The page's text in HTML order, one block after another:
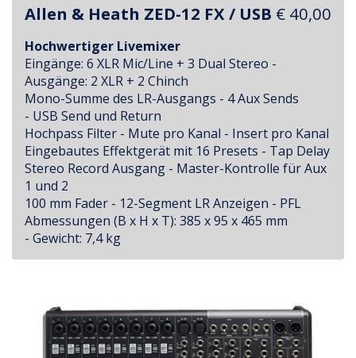
Allen & Heath ZED-12 FX / USB € 40,00
Hochwertiger Livemixer
Eingänge: 6 XLR Mic/Line + 3 Dual Stereo -
Ausgänge: 2 XLR + 2 Chinch
Mono-Summe des LR-Ausgangs - 4 Aux Sends
- USB Send und Return
Hochpass Filter - Mute pro Kanal - Insert pro Kanal
Eingebautes Effektgerät mit 16 Presets - Tap Delay
Stereo Record Ausgang - Master-Kontrolle für Aux
1 und 2
100 mm Fader - 12-Segment LR Anzeigen - PFL
Abmessungen (B x H x T): 385 x 95 x 465 mm
- Gewicht: 7,4 kg